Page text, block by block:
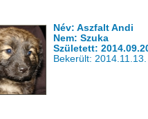
Név: Aszfalt Andi
Nem: Szuka
Született:
Bekerült: 2014.11.13.